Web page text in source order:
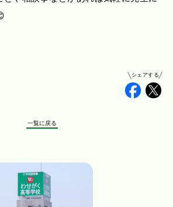
シェアする
一覧に戻る